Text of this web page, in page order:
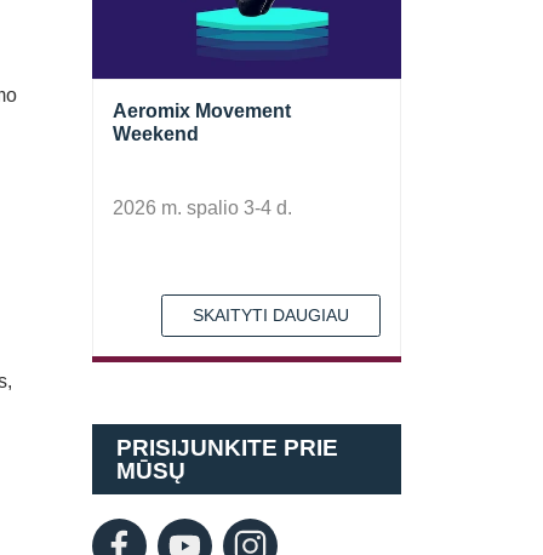
Aeromix Movement
Weekend
2026 m. spalio 3-4 d.
SKAITYTI DAUGIAU
PRISIJUNKITE PRIE
MŪSŲ